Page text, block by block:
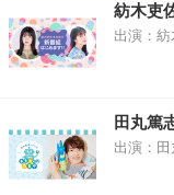
紡木吏
出演：
田丸篤
出演：